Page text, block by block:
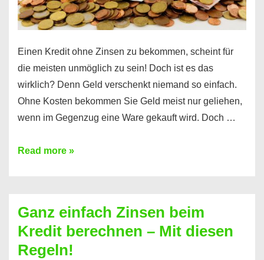
es
Einen Kredit ohne Zinsen zu bekommen, scheint für
die meisten unmöglich zu sein! Doch ist es das
wirklich? Denn Geld verschenkt niemand so einfach.
Ohne Kosten bekommen Sie Geld meist nur geliehen,
wenn im Gegenzug eine Ware gekauft wird. Doch …
Einen
bekommen?
So
ist
Read more »
Ganz einfach Zinsen beim
Kredit berechnen – Mit diesen
Regeln!